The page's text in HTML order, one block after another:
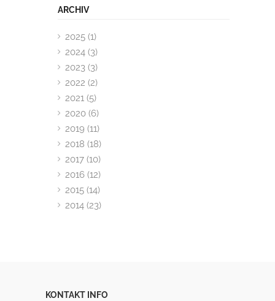
ARCHIV
2025 (1)
2024 (3)
2023 (3)
2022 (2)
2021 (5)
2020 (6)
2019 (11)
2018 (18)
2017 (10)
2016 (12)
2015 (14)
2014 (23)
KONTAKT INFO